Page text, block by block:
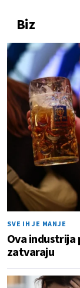
Biz
SVE IH JE MANJE
Ova industrija
zatvaraju